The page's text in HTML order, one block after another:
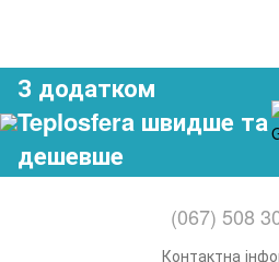
З додатком
Teplosfera швидше та
дешевше
(067) 508
Контактна